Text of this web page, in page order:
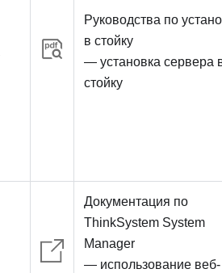
Руководства по
в стойку
— установка сервера
стойку
Документация по
ThinkSystem System
Manager
— использование веб-